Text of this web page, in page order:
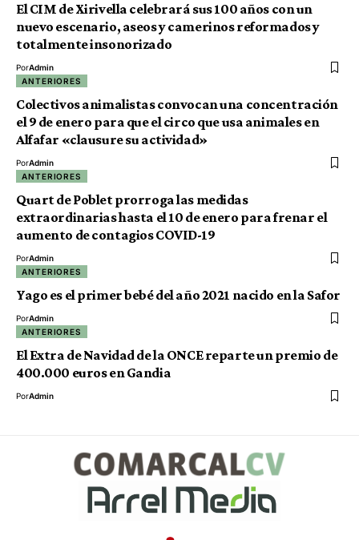
El CIM de Xirivella celebrará sus 100 años con un
nuevo escenario, aseos y camerinos reformados y
totalmente insonorizado
PorAdmin
ANTERIORES
Colectivos animalistas convocan una concentración
el 9 de enero para que el circo que usa animales en
Alfafar «clausure su actividad»
PorAdmin
ANTERIORES
Quart de Poblet prorroga las medidas
extraordinarias hasta el 10 de enero para frenar el
aumento de contagios COVID-19
PorAdmin
ANTERIORES
Yago es el primer bebé del año 2021 nacido en la Safor
PorAdmin
ANTERIORES
El Extra de Navidad de la ONCE reparte un premio de
400.000 euros en Gandia
PorAdmin